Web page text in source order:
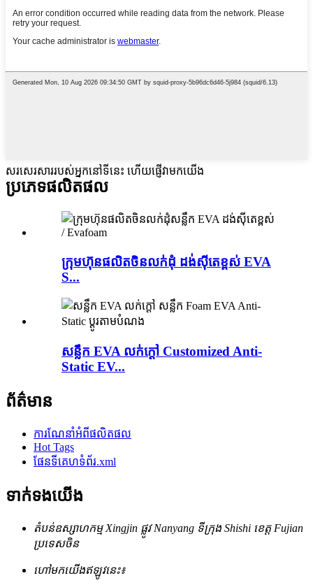
សរសេរសាររបស់អ្នកនៅទីនេះ ហើយផ្ញើវាមកយើង
ប្រភេទផលិតផល
ក្រុមហ៊ុនផលិតចិនលក់ដុំ ដង់ស៊ីតេខ្ពស់ EVA
S...
សន្លឹក EVA លក់ក្តៅ Customized Anti-
Static EV...
ព័ត៌មាន
ការណែនាំអំពីផលិតផល
Hot Tags
ផែនទីគេហទំព័រ.xml
ទាក់ទង​យើង
តំបន់ឧស្សាហកម្ម Xingjin ផ្លូវ Nanyang ទីក្រុង Shishi ខេត្ត Fujian
ប្រទេសចិន
ហៅមកយើងឥឡូវនេះ៖